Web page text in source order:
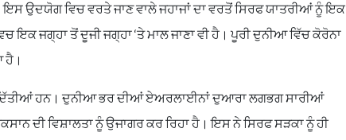
ਉਦਯੋਗ ਵਿਚ ਵਰਤੇ ਜਾਣ ਵਾਲੇ ਜਹਾਜਾਂ ਦਾ ਵਰਤੋਂ ਸਿਰਫ ਯਾਤਰੀਆਂ ਨੂੰ ਇਕ
ਇਕ ਜਗ੍ਹਾ ਤੋਂ ਦੂਜੀ ਜਗ੍ਹਾ ‘ਤੇ ਮਾਲ ਜਾਣਾ ਵੀ ਹੈ। ਪੂਰੀ ਦੁਨੀਆ ਵਿੱਚ ਕੋਰੋਨਾ
ਹੈ।
ਹਨ। ਦੁਨੀਆ ਭਰ ਦੀਆਂ ਏਅਰਲਾਈਨਾਂ ਦੁਆਰਾ ਲਗਭਗ ਸਾਰੀਆਂ
ਦੀ ਵਿਸ਼ਾਲਤਾ ਨੂੰ ਉਜਾਗਰ ਕਰ ਰਿਹਾ ਹੈ। ਇਸ ਨੇ ਸਿਰਫ ਸੜਕਾ ਨੂੰ ਹੀ